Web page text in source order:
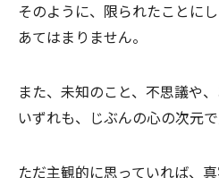
そのように、限られたことに
あてはまりません。
また、未知のこと、不思議や
いずれも、じぶんの心の次元
ただ主観的に思っていれば、